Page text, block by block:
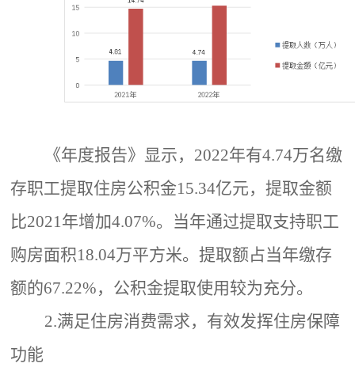
《年度报告》显示， 2022年有4.74万名缴
存职工提取住房公积金15.34亿元，提取金额
比2021年增加4.07%。当年通过提取支持职工
购房面积18.04万平方米。提取额占当年缴存
额的67.22%，公积金提取使用较为充分。
2.满足住房消费需求，有效发挥住房保障
功能